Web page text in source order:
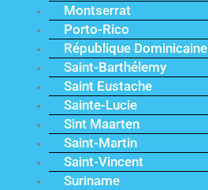
Montserrat
Porto-Rico
République Dominicaine
Saint-Barthélemy
Saint Eustache
Sainte-Lucie
Sint Maarten
Saint-Martin
Saint-Vincent
Suriname